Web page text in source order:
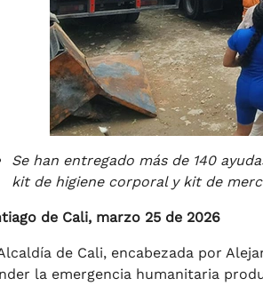
Se han entregado más de 140
kit de higiene corporal y kit de
de Cali, marzo 25 de 2026
de Cali, encabezada por
la emergencia humanitaria